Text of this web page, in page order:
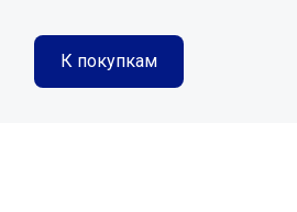
К покупкам